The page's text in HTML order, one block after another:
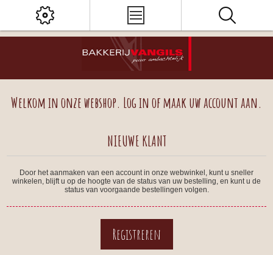
Welkom in onze webshop. Log in of maak uw account aan.
NIEUWE KLANT
Door het aanmaken van een account in onze webwinkel, kunt u sneller
winkelen, blijft u op de hoogte van de status van uw bestelling, en kunt u de
status van voorgaande bestellingen volgen.